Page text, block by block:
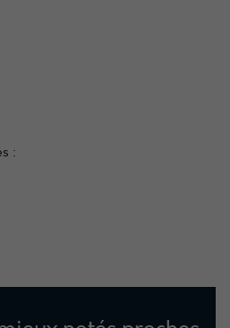
: